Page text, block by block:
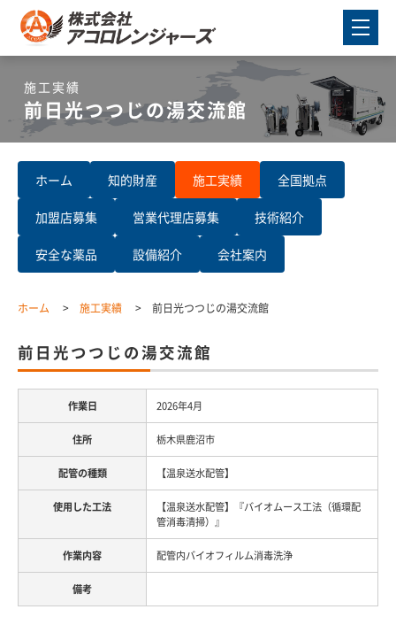
施工実績
前日光つつじの湯交流館
ホーム 知的財産 施工実績 全国拠点
加盟店募集 営業代理店募集 技術紹介
安全な薬品 設備紹介 会社案内
ホーム 施工実績 前日光つつじの湯交流館
前日光つつじの湯交流館
2026年4月
栃木県鹿沼市
【温泉送水配管】
【温泉送水配管】『バイオムース工法（循環配
管消毒清掃）』
配管内バイオフィルム消毒洗浄